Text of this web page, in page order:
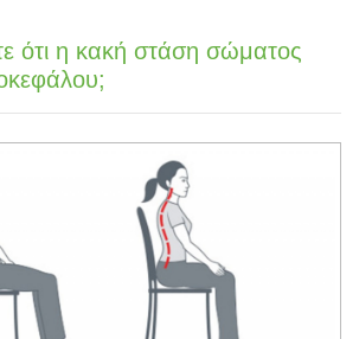
ότι η κακή στάση σώματος